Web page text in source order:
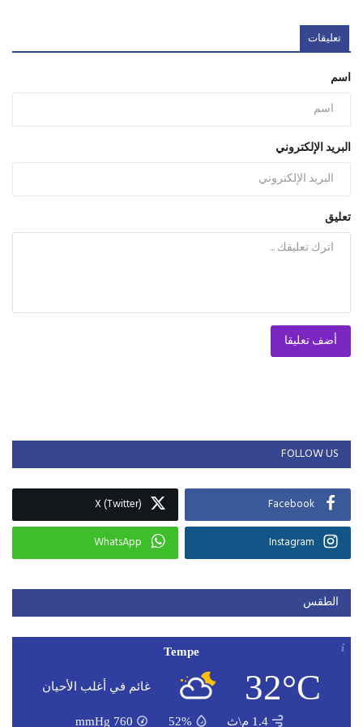
تعليقات
اسم
البريد الإلكتروني
تعليق
أضف تعليقا
FOLLOW US
Facebook
X (Twitter)
Instagram
WhatsApp
الطقس
Tempe
32°C غائم في أغلب الأحيان
1.4 م\ث 52%
760
mmHg